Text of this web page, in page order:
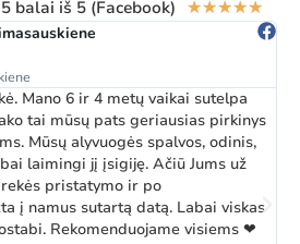
balai iš 5 (Facebook) ★★★★★
Mano 6 ir 4 metų vaikai sutelpa
tai mūsų pats geriausias pirkinys
Mūsų alyvuogės spalvos, odinis,
laimingi jį įsigiję. Ačiū Jums už
pristatymo ir po
į namus sutartą datą. Labai viskas
Rekomenduojame visiems ❤